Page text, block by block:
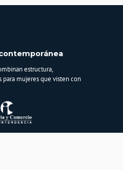
estructura,
para mujeres que visten con